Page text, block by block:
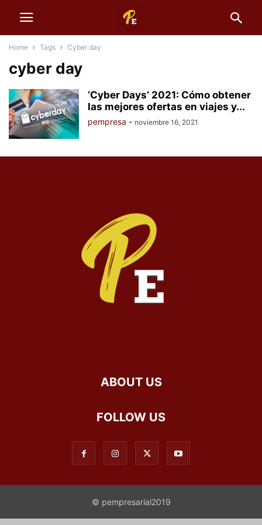
Home Tags Cyber day
cyber day
‘Cyber Days’ 2021: Cómo obtener
las mejores ofertas en viajes y...
pempresa - noviembre 16, 2021
ABOUT US
FOLLOW US
© pempresarial2019